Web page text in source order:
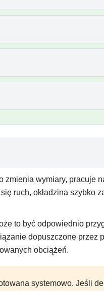
zmienia wymiary, pracuje
ruch, okładzina szybko
to być odpowiednio
dopuszczone przez
obciążeń.
systemowo. Jeśli